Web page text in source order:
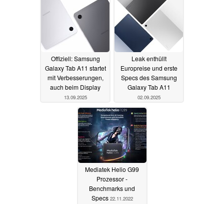
Offiziell: Samsung
Galaxy Tab A11 startet
mit Verbesserungen,
auch beim Display
13.09.2025
Leak enthüllt
Europreise und erste
Specs des Samsung
Galaxy Tab A11
02.09.2025
Mediatek Helio G99
Prozessor -
Benchmarks und
Specs 22.11.2022